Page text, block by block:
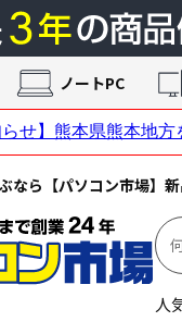
なら【パソコン市場】
人
ノートPC